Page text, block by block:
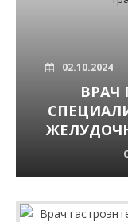
02.10.2024
ВРАЧ